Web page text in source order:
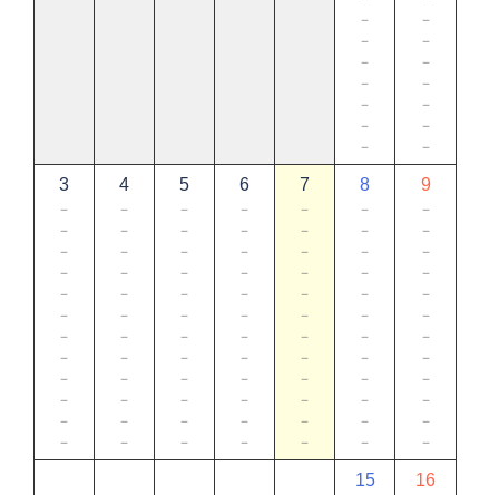
－
－
－
－
－
－
－
－
－
－
－
－
－
－
3
－
－
－
－
－
－
－
－
－
－
－
－
4
－
－
－
－
－
－
－
－
－
－
－
－
5
－
－
－
－
－
－
－
－
－
－
－
－
6
－
－
－
－
－
－
－
－
－
－
－
－
7
－
－
－
－
－
－
－
－
－
－
－
－
8
－
－
－
－
－
－
－
－
－
－
－
－
9
－
－
－
－
－
－
－
－
－
－
－
－
15 16